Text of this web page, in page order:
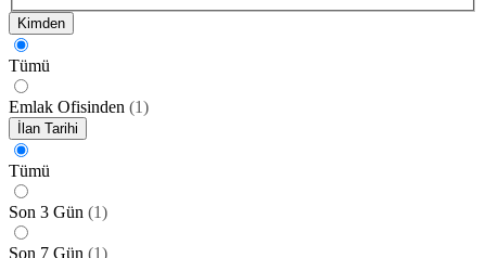
Kimden
Tümü
Emlak Ofisinden (1)
İlan Tarihi
Tümü
Son 3 Gün (1)
Son 7 Gün (1)